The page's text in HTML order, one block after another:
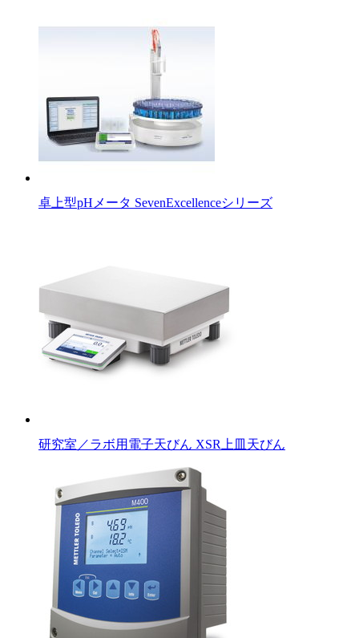
卓上型pHメータ SevenExcellenceシリーズ
研究室／ラボ用電子天びん XSR上皿天びん